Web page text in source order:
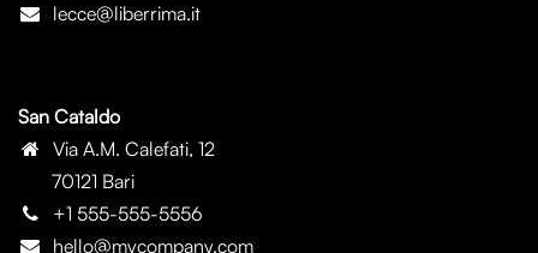
lecce@liberrima.it
San Cataldo
Via A.M. Calefati, 12
70121 Bari
+1 555-555-5556
hello@mycompany.com